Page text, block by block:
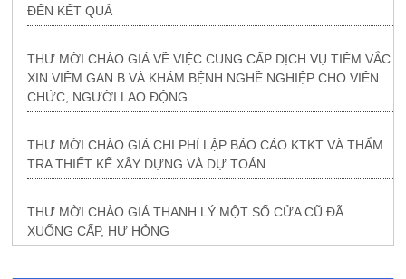
ĐẾN KẾT QUẢ
THƯ MỜI CHÀO GIÁ VỀ VIỆC CUNG CẤP DỊCH VỤ TIÊM VẮC
XIN VIÊM GAN B VÀ KHÁM BỆNH NGHỀ NGHIỆP CHO VIÊN
CHỨC, NGƯỜI LAO ĐỘNG
THƯ MỜI CHÀO GIÁ CHI PHÍ LẬP BÁO CÁO KTKT VÀ THẨM
TRA THIẾT KẾ XÂY DỰNG VÀ DỰ TOÁN
THƯ MỜI CHÀO GIÁ THANH LÝ MỘT SỐ CỬA CŨ ĐÃ
XUỐNG CẤP, HƯ HỎNG